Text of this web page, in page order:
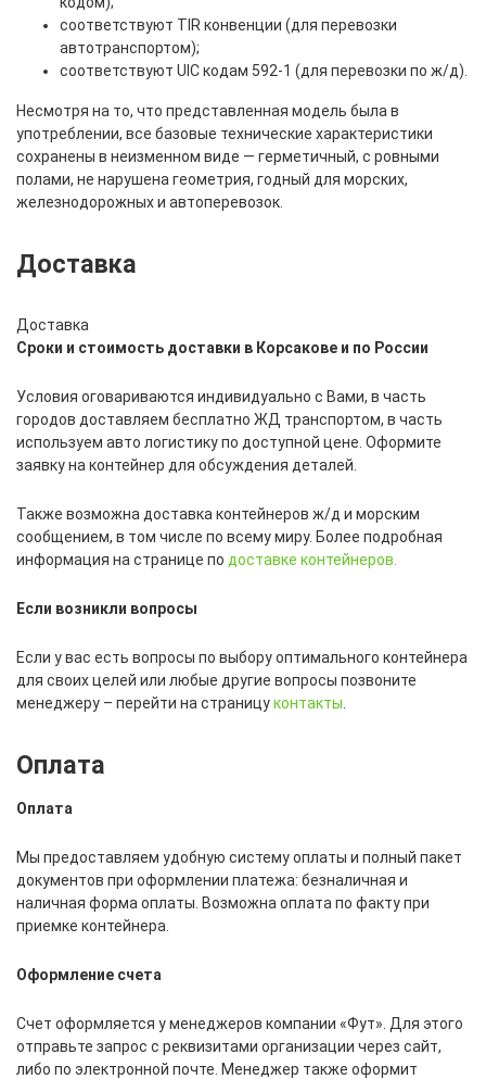
соответствуют TIR конвенции (для перевозки
автотранспортом);
соответствуют UIC кодам 592-1 (для перевозки по ж/д).
Несмотря на то, что представленная модель была в
употреблении, все базовые технические характеристики
сохранены в неизменном виде — герметичный, с ровными
полами, не нарушена геометрия, годный для морских,
железнодорожных и автоперевозок.
Доставка
Доставка
Сроки и стоимость доставки в Корсакове и по России
Условия оговариваются индивидуально с Вами, в часть
городов доставляем бесплатно ЖД транспортом, в часть
используем авто логистику по доступной цене. Оформите
заявку на контейнер для обсуждения деталей.
Также возможна доставка контейнеров ж/д и морским
сообщением, в том числе по всему миру. Более подробная
информация на странице по доставке контейнеров.
Если возникли вопросы
Если у вас есть вопросы по выбору оптимального контейнера
для своих целей или любые другие вопросы позвоните
менеджеру – перейти на страницуконтакты
Оплата
Оплата
Мы предоставляем удобную систему оплаты и полный пакет
документов при оформлении платежа: безналичная и
наличная форма оплаты. Возможна оплата по факту при
приемке контейнера.
Оформление счета
Счет оформляется у менеджеров компании «Фут». Для этого
отправьте запрос с реквизитами организации через сайт,
либо по электронной почте. Менеджер также оформит